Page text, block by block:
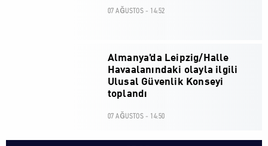
07 AĞUSTOS - 14:52
Almanya'da Leipzig/Halle
Havaalanındaki olayla ilgili
Ulusal Güvenlik Konseyi
toplandı
07 AĞUSTOS - 14:50